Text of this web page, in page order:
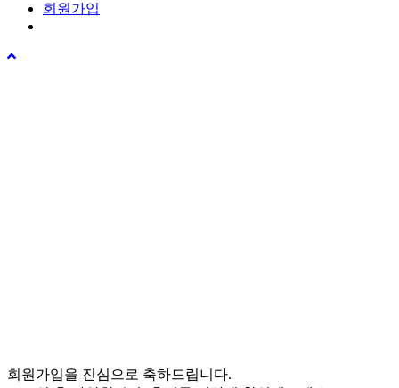
회원가입
회원가입을 진심으로 축하드립니다.